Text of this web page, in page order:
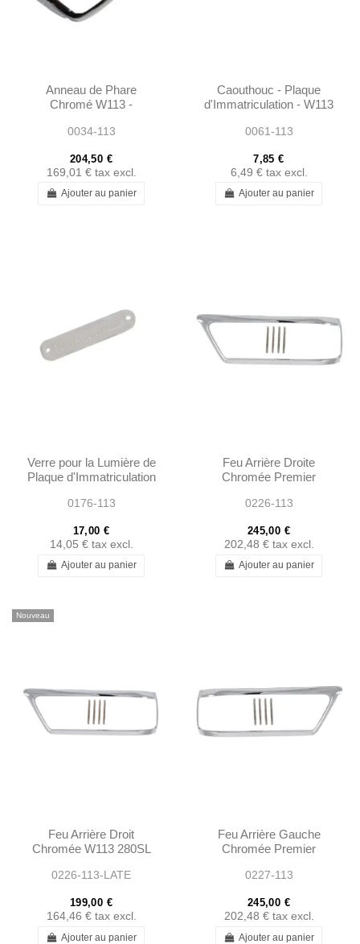
Anneau de Phare
Chromé W113 -
0034-113
204,50 €
169,01 € tax excl.
Ajouter au panier
Caouthouc - Plaque
d'Immatriculation - W113
0061-113
7,85 €
6,49 € tax excl.
Ajouter au panier
Verre pour la Lumière de
Plaque d'Immatriculation
0176-113
17,00 €
14,05 € tax excl.
Ajouter au panier
Feu Arrière Droite
Chromée Premier
0226-113
245,00 €
202,48 € tax excl.
Ajouter au panier
Nouveau
Feu Arrière Droit
Chromée W113 280SL
1138260852
0226-113-LATE
199,00 €
164,46 € tax excl.
Ajouter au panier
Feu Arrière Gauche
Chromée Premier
0227-113
245,00 €
202,48 € tax excl.
Ajouter au panier